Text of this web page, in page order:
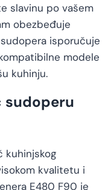
slavinu po vašem
obezbeđuje
isporučuje
modele
kuhinju.
sudoperu
kuhinjskog
kvalitetu i
E480 F90 je